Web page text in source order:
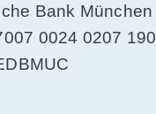
Bank München
0024 0207